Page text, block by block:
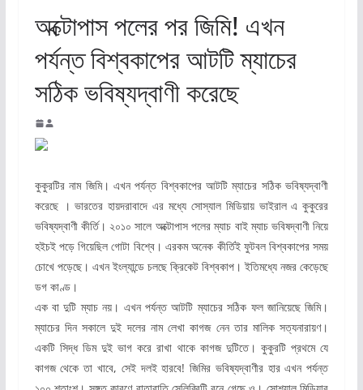
অক্টোপাস পলের পর জিমি! এখন
পর্যন্ত বিশ্বকাপের আটটি ম্যাচের
সঠিক ভবিষ্যদ্বাণী করেছে
কুকুরটির নাম জিমি। এখন পর্যন্ত বিশ্বকাপের আটটি ম্যাচের সঠিক ভবিষ্যদ্বাণী
করেছে । ভারতের হায়দরাবাদে এর মধ্যে সোস্যাল মিডিয়ায় ভাইরাল এ কুকুরের
ভবিষ্যদ্বাণী কীর্তি। ২০১০ সালে অক্টোপাস পলের ম্যাচ বাই ম্যাচ ভবিষদ্বাণী নিয়ে
হইচই পড়ে গিয়েছিল গোটা বিশ্বে। এরকম অনেক কীর্তিই ফুটবল বিশ্বকাপের সময়
চোখে পড়েছে। এখন ইংল্যান্ডে চলছে ক্রিকেট বিশ্বকাপ। ইতিমধ্যে নজর কেড়েছে
ডগ কাণ্ড।
এক বা দুটি ম্যাচ নয়। এখন পর্যন্ত আটটি ম্যাচের সঠিক ফল জানিয়েছে জিমি।
ম্যাচের দিন সকালে দুই দলের নাম লেখা কাগজ নেন তার মালিক সত্যনারায়ণ।
একটি সিদ্ধ ডিম দুই ভাগ করে রাখা থাকে কাগজ দুটিতে। কুকুরটি প্রথমে যে
কাগজ থেকে তা খাবে, সেই দলই হারবে! জিমির ভবিষ্যদ্বাণীর হার এখন পর্যন্ত